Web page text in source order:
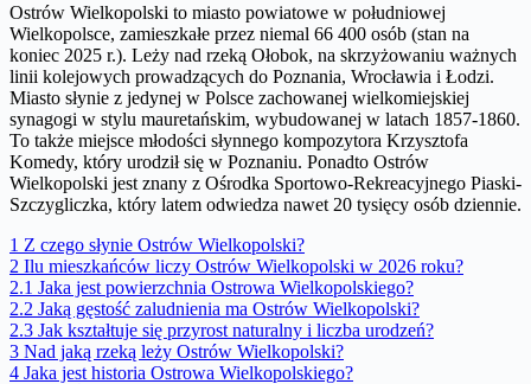
Ostrów Wielkopolski to miasto powiatowe w południowej
Wielkopolsce, zamieszkałe przez niemal 66 400 osób (stan na
koniec 2025 r.). Leży nad rzeką Ołobok, na skrzyżowaniu ważnych
linii kolejowych prowadzących do Poznania, Wrocławia i Łodzi.
Miasto słynie z jedynej w Polsce zachowanej wielkomiejskiej
synagogi w stylu mauretańskim, wybudowanej w latach 1857-1860.
To także miejsce młodości słynnego kompozytora Krzysztofa
Komedy, który urodził się w Poznaniu. Ponadto Ostrów
Wielkopolski jest znany z Ośrodka Sportowo-Rekreacyjnego Piaski-
Szczygliczka, który latem odwiedza nawet 20 tysięcy osób dziennie.
1 Z czego słynie Ostrów Wielkopolski?
2 Ilu mieszkańców liczy Ostrów Wielkopolski w 2026 roku?
2.1 Jaka jest powierzchnia Ostrowa Wielkopolskiego?
2.2 Jaką gęstość zaludnienia ma Ostrów Wielkopolski?
2.3 Jak kształtuje się przyrost naturalny i liczba urodzeń?
3 Nad jaką rzeką leży Ostrów Wielkopolski?
4 Jaka jest historia Ostrowa Wielkopolskiego?